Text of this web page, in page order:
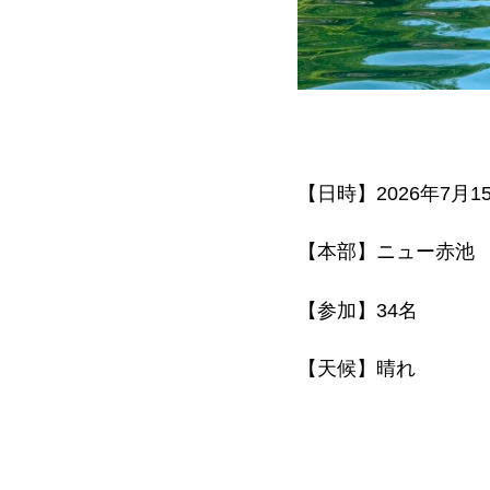
【日時】2026年7月
【本部】ニュー赤池
【参加】34名
【天候】晴れ